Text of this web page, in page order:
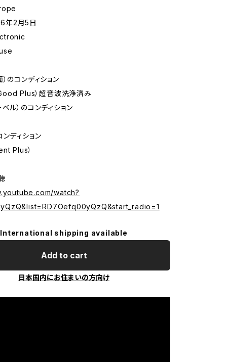
年2月5日
のコンディション
Plus）超音波洗浄済み
ル）のコンディション
ンディション
Plus）
watch?
International shipping available
Add to cart
日本国内にお住まいの方向け